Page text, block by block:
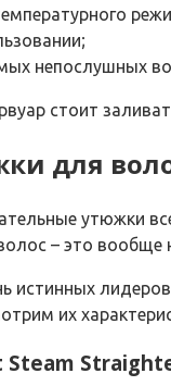
непослушных
стоит
для
утюжки
волос – это
истинных
их
Steam